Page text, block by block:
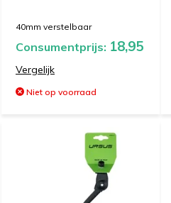
40mm verstelbaar
Consumentprijs: 18,95
Vergelijk
Niet op voorraad